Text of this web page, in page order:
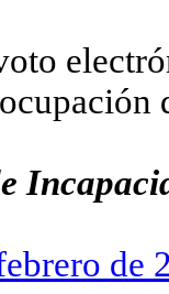
Incapaci
de